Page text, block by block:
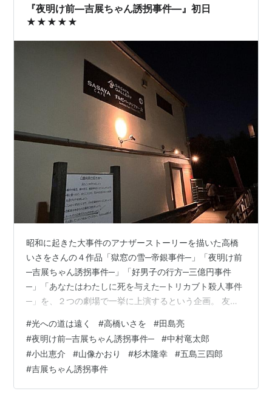
『夜明け前―吉展ちゃん誘拐事件―』初日
★★★★★
昭和に起きた大事件のアナザーストーリーを描いた高橋
いさをさんの４作品「獄窓の雪─帝銀事件─」「夜明け前
─吉展ちゃん誘拐事件─」「好男子の行方─三億円事件
─」「あなたはわたしに死を与えた─トリカブト殺人事件
─」を、２つの劇場で一挙に上演するという企画。 友だ
ヴァン杯負けてしまった気持ちを引きずりながら（優勝
する予定だった😭）３本目の初日を見届けるため、すみ
だパークシアター倉へ。 高橋いさを作・田島亮演出『夜
明け前─吉展ちゃん誘拐事件─』初日観劇。 作：高橋いさ
を 演出：田島亮 出演：杉木隆幸・山像かおり・五島三四
#光への道は遠く #高橋いさを #田島亮
#夜明け前─吉展ちゃん誘拐事件─ #中村竜太郎
#小出恵介 #山像かおり #杉木隆幸 #五島三四郎
#吉展ちゃん誘拐事件